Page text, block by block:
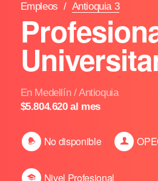
Empleos / Antioquia 3
En Medellín / Antioquia
$5.804.620 al mes
No disponible
Nivel Profesional